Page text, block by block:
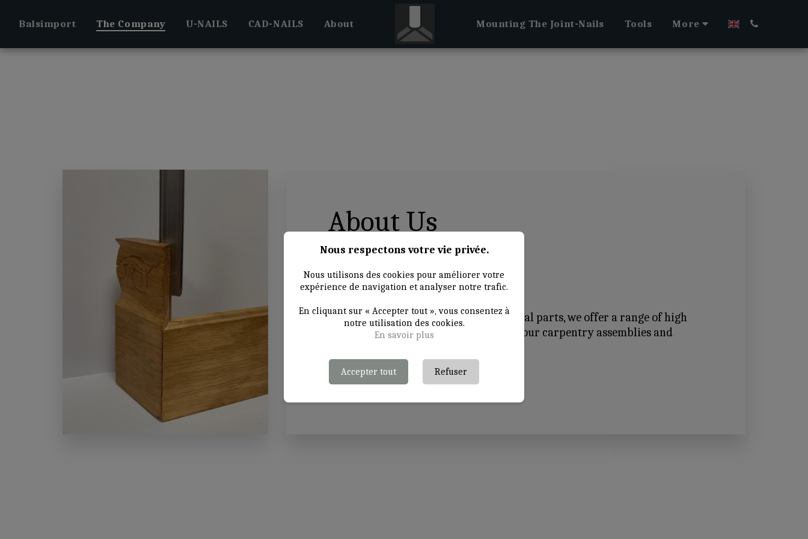
Balsimport The Company U-NAILS CAD-NAILS About Mounting The Joint-Nails Tools More
About Us
Specializing in the manufacture of metal parts, we offer a range of high
quality keys, designed to adapt to all your carpentry assemblies and
Nous respectons votre vie privée.
Nous utilisons des cookies pour améliorer votre
expérience de navigation et analyser notre trafic.
En cliquant sur « Accepter tout », vous consentez à
notre utilisation des cookies.
En savoir plus
Accepter tout Refuser